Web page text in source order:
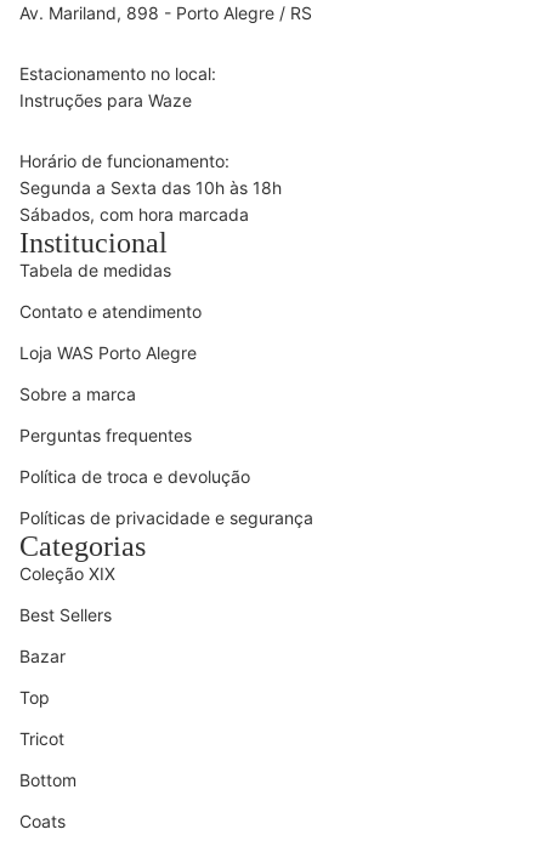
Av. Mariland, 898 - Porto Alegre / RS
Estacionamento no local:
Instruções para Waze
Horário de funcionamento:
Segunda a Sexta das 10h às 18h
Sábados, com hora marcada
Institucional
Tabela de medidas
Contato e atendimento
Loja WAS Porto Alegre
Sobre a marca
Perguntas frequentes
Política de troca e devolução
Políticas de privacidade e segurança
Categorias
Coleção XIX
Best Sellers
Bazar
Top
Tricot
Bottom
Coats